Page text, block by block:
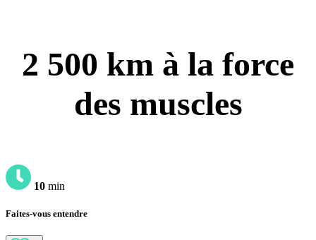
2 500 km à la force
des muscles
10 min
Faites-vous entendre